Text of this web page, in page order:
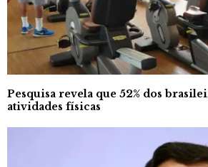
Pesquisa revela que 52% dos
atividades físicas